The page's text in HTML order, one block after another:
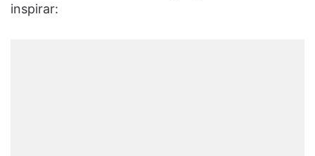
inspirar: